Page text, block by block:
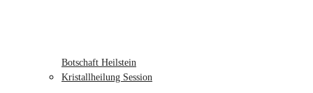
Botschaft Heilstein
Kristallheilung Session